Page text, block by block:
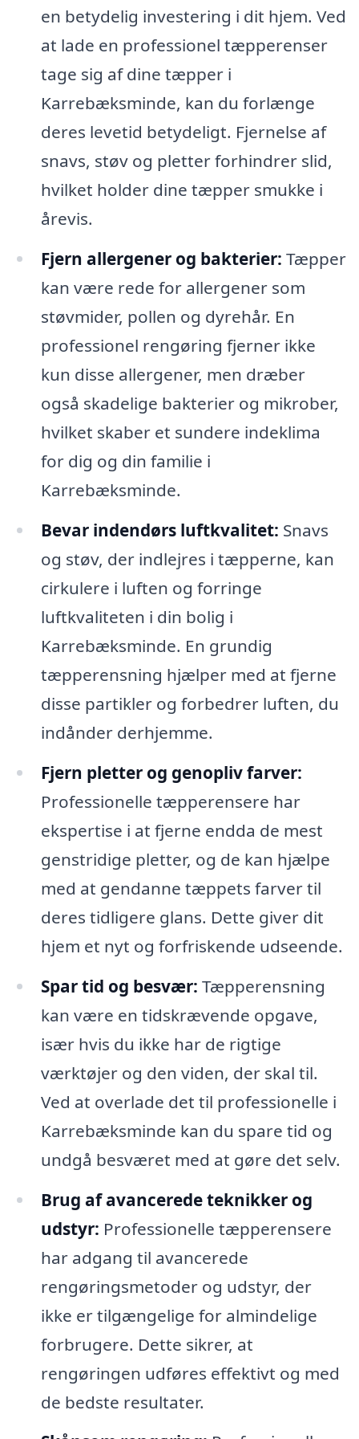
en betydelig investering i dit hjem. Ved
at lade en professionel tæpperenser
tage sig af dine tæpper i
Karrebæksminde, kan du forlænge
deres levetid betydeligt. Fjernelse af
snavs, støv og pletter forhindrer slid,
hvilket holder dine tæpper smukke i
årevis.
Fjern allergener og bakterier: Tæpper
kan være rede for allergener som
støvmider, pollen og dyrehår. En
professionel rengøring fjerner ikke
kun disse allergener, men dræber
også skadelige bakterier og mikrober,
hvilket skaber et sundere indeklima
for dig og din familie i
Karrebæksminde.
Bevar indendørs luftkvalitet: Snavs
og støv, der indlejres i tæpperne, kan
cirkulere i luften og forringe
luftkvaliteten i din bolig i
Karrebæksminde. En grundig
tæpperensning hjælper med at fjerne
disse partikler og forbedrer luften, du
indånder derhjemme.
Fjern pletter og genopliv farver:
Professionelle tæpperensere har
ekspertise i at fjerne endda de mest
genstridige pletter, og de kan hjælpe
med at gendanne tæppets farver til
deres tidligere glans. Dette giver dit
hjem et nyt og forfriskende udseende.
Spar tid og besvær: Tæpperensning
kan være en tidskrævende opgave,
især hvis du ikke har de rigtige
værktøjer og den viden, der skal til.
Ved at overlade det til professionelle i
Karrebæksminde kan du spare tid og
undgå besværet med at gøre det selv.
Brug af avancerede teknikker og
udstyr: Professionelle tæpperensere
har adgang til avancerede
rengøringsmetoder og udstyr, der
ikke er tilgængelige for almindelige
forbrugere. Dette sikrer, at
rengøringen udføres effektivt og med
de bedste resultater.